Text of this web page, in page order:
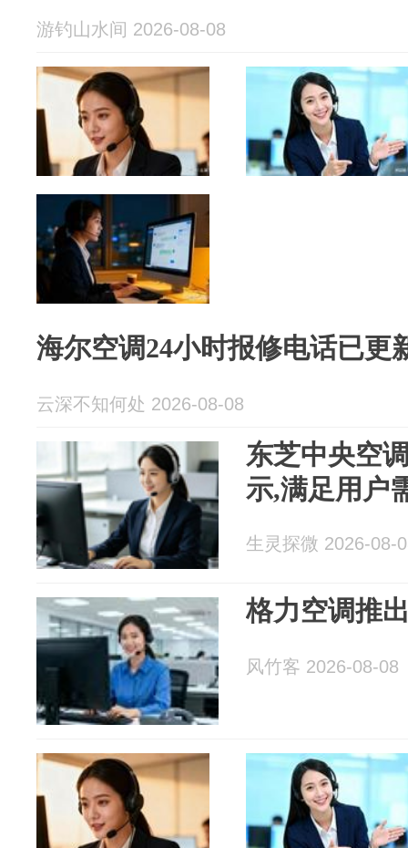
游钓山水间 2026-08-08
海尔空调24小时报修电话已更
云深不知何处 2026-08-08
东芝中央空
示,满足用户
生灵探微 2026-08-
格力空调推
风竹客 2026-08-08